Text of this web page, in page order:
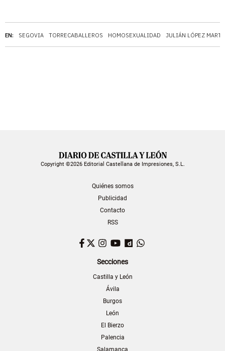
EN: SEGOVIA TORRECABALLEROS HOMOSEXUALIDAD JULIÁN LÓPEZ
Copyright ©2026 Editorial Castellana de Impresiones, S.L.
Quiénes somos
Publicidad
Contacto
RSS
Facebook
TwitterInstagram
YouTubeDailymotion
Secciones
Castilla y León
Ávila
Burgos
León
El Bierzo
Palencia
Salamanca